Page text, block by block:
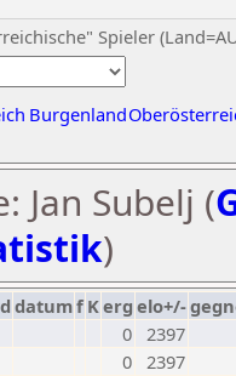
Spieler
Burgenland
Jan Subelj (
)
datumf Kerg elo+/-
0 2397
0 2397